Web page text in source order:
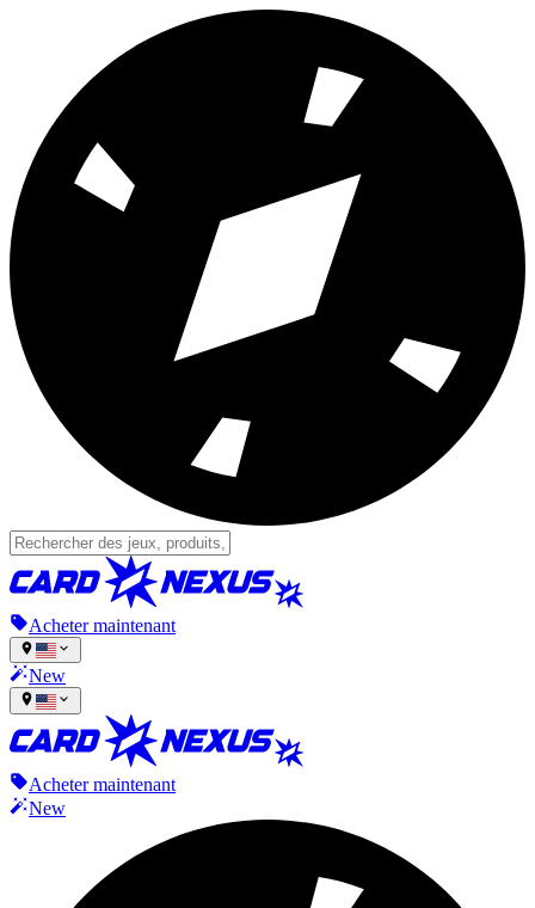
Acheter maintenant
New
Acheter maintenant
New